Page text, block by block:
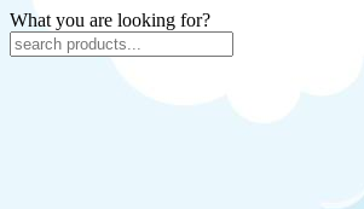
What you are looking for?